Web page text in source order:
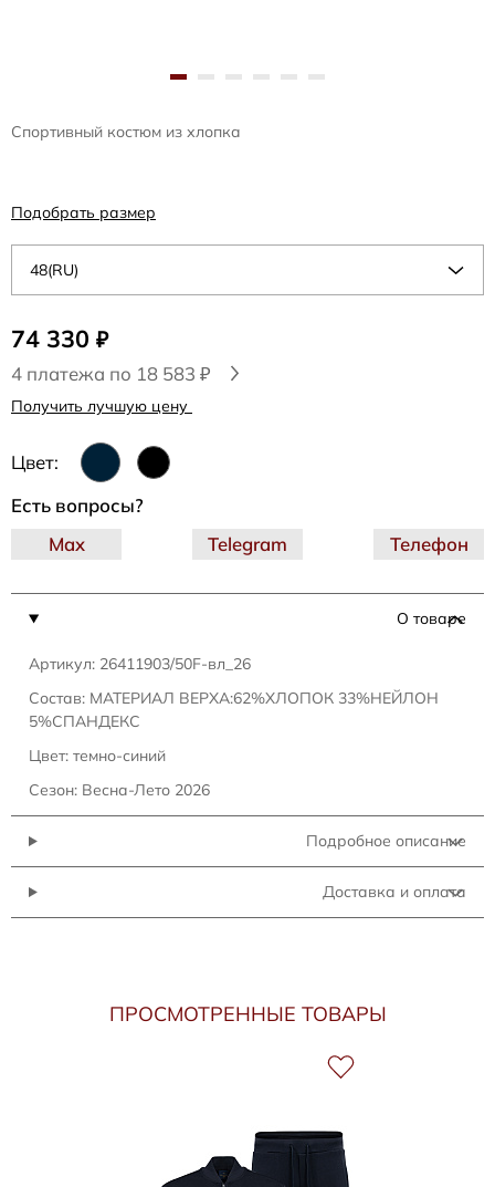
Спортивный костюм из хлопка
74 330 ₽
4 платежа по 18 583 ₽
Получить лучшую цену
Цвет:
48(RU)
Подобрать размер
О товаре
Артикул: 26411903/50F-вл_26
Состав: МАТЕРИАЛ ВЕРХА:62%ХЛОПОК 33%НЕЙЛОН
5%СПАНДЕКС
Цвет: темно-синий
Сезон: Весна-Лето 2026
Подробное описание
Доставка и оплата
Есть вопросы?
Telegram
Max Телефон
ПРОСМОТРЕННЫЕ ТОВАРЫ